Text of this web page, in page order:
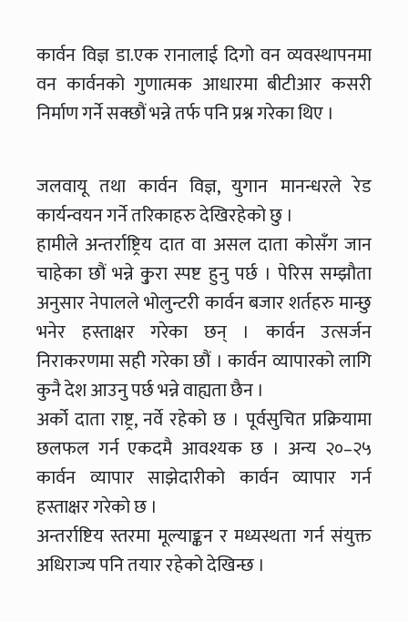
कार्वन विज्ञ डा.एक रानालाई दिगो वन व्यवस्थापनमा
वन कार्वनको गुणात्मक आधारमा बीटीआर कसरी
निर्माण गर्ने सक्छौं भन्ने तर्फ पनि प्रश्न गरेका थिए ।
जलवायू तथा कार्वन विज्ञ, युगान मानन्धरले रेड
कार्यन्वयन गर्ने तरिकाहरु देखिरहेको छु ।
हामीले अन्तर्राष्ट्रिय दात वा असल दाता कोसँग जान
चाहेका छौं भन्ने कु्रा स्पष्ट हुनु पर्छ । पेरिस सम्झौता
अनुसार नेपालले भोलुन्टरी कार्वन बजार शर्तहरु मान्छु
भनेर हस्ताक्षर गरेका छन् । कार्वन उत्सर्जन
निराकरणमा सही गरेका छौं । कार्वन व्यापारको लागि
कुनै देश आउनु पर्छ भन्ने वाह्यता छैन ।
अर्को दाता राष्ट्र, नर्वे रहेको छ । पूर्वसुचित प्रक्रियामा
छलफल गर्न एकदमै आवश्यक छ । अन्य २०–२५
कार्वन व्यापार साझेदारीको कार्वन व्यापार गर्न
हस्ताक्षर गरेको छ ।
अन्तर्राष्टिय स्तरमा मूल्याङ्कन र मध्यस्थता गर्न संयुक्त
अधिराज्य पनि तयार रहेको देखिन्छ ।